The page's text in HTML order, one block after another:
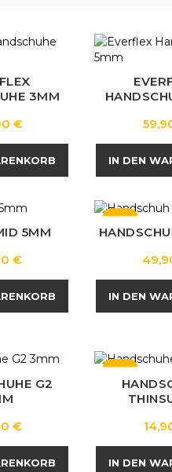
3MM
€
IN DEN
5MM
€
NEU
Preis
IN DEN
G2
€
NEU
IN DEN